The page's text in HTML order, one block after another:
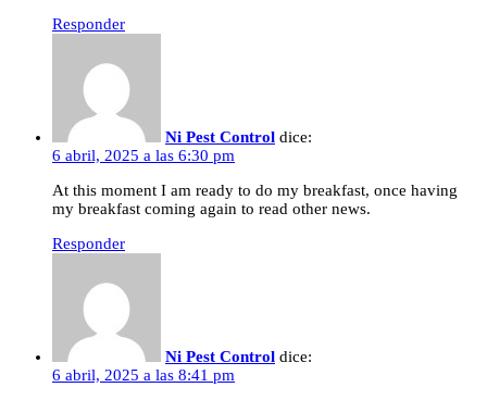
Responder
Ni Pest Control dice:
6 abril, 2025 a las 6:30 pm
At this moment I am ready to do my breakfast, once having
my breakfast coming again to read other news.
Responder
Ni Pest Control dice:
6 abril, 2025 a las 8:41 pm